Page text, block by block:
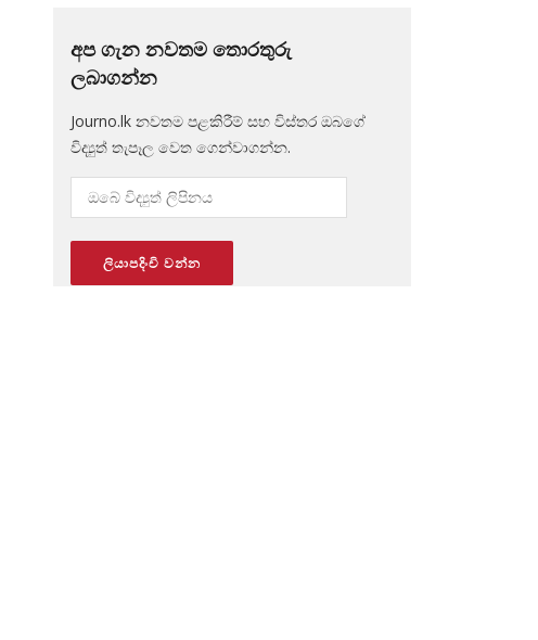
අප ගැන නවතම තොරතුරු
ලබාගන්න
Journo.lk නවතම පළකිරීම් සහ විස්තර ඔබගේ
විද්‍යුත් තැපෑල වෙත ගෙන්වාගන්න.